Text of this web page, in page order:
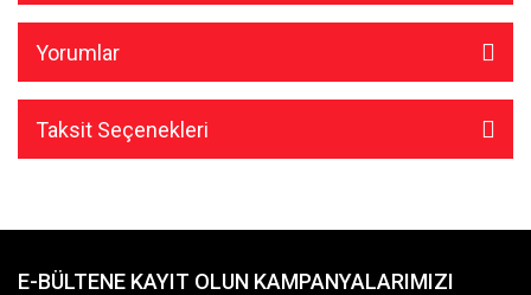
Yorumlar
Taksit Seçenekleri
E-BÜLTENE KAYIT OLUN KAMPANYALARIMIZI